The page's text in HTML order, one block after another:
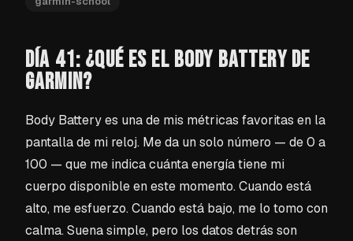
DÍA 41: ¿QUÉ ES EL BODY BATTERY DE
GARMIN?
Body Battery es una de mis métricas favoritas en la
pantalla de mi reloj. Me da un solo número — de 0 a
100 — que me indica cuánta energía tiene mi
cuerpo disponible en este momento. Cuando está
alto, me esfuerzo. Cuando está bajo, me lo tomo con
calma. Suena simple, pero los datos detrás son